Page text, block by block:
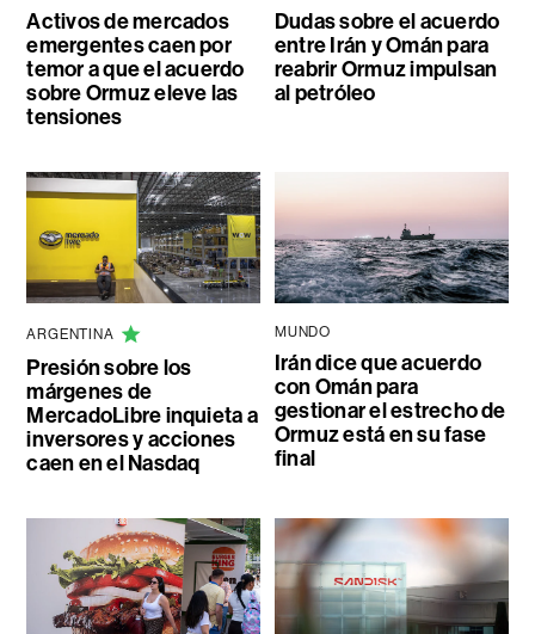
Activos de mercados
emergentes caen por
temor a que el acuerdo
sobre Ormuz eleve las
tensiones
Dudas sobre el acuerdo
entre Irán y Omán para
reabrir Ormuz impulsan
al petróleo
ARGENTINA
Presión sobre los
márgenes de
MercadoLibre inquieta a
inversores y acciones
caen en el Nasdaq
MUNDO
Irán dice que acuerdo
con Omán para
gestionar el estrecho de
Ormuz está en su fase
final